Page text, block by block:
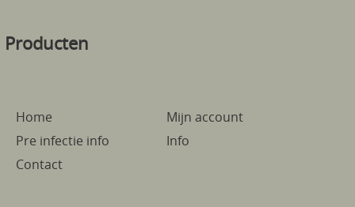
Producten
Home
Mijn account
Pre infectie info
Info
Contact